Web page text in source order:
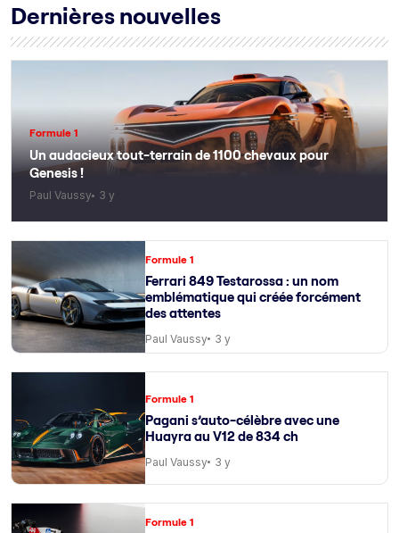
Dernières nouvelles
Formule 1
Un audacieux tout-terrain de 1100 chevaux pour
Genesis !
Paul Vaussy 3 y
Formule 1
Ferrari 849 Testarossa : un nom
emblématique qui créée forcément
des attentes
Paul Vaussy 3 y
Formule 1
Pagani s’auto-célèbre avec une
Huayra au V12 de 834 ch
Paul Vaussy 3 y
Formule 1